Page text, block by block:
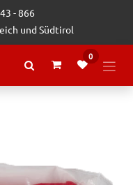
- 866
und Südtirol
0